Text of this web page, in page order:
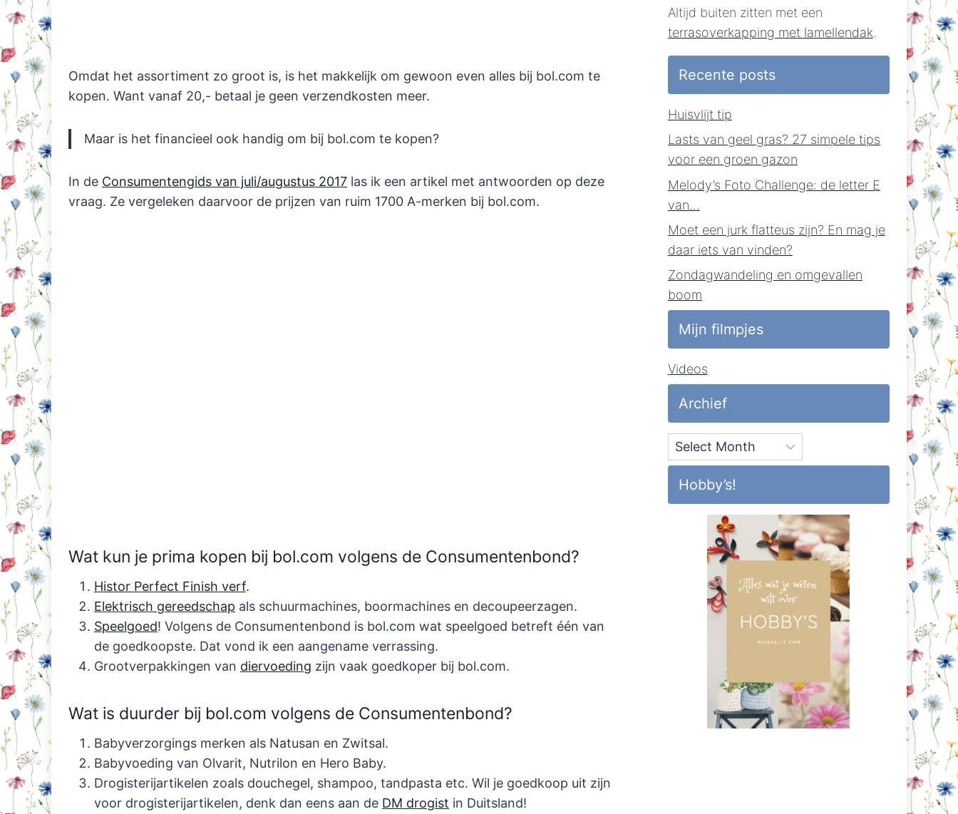
Omdat het assortiment zo groot is, is het makkelijk om gewoon even alles bij bol.com te
kopen. Want vanaf 20,- betaal je geen verzendkosten meer.
Maar is het financieel ook handig om bij bol.com te kopen?
In de Consumentengids van juli/augustus 2017 las ik een artikel met antwoorden op deze
vraag. Ze vergeleken daarvoor de prijzen van ruim 1700 A-merken bij bol.com.
Wat kun je prima kopen bij bol.com volgens de Consumentenbond?
Histor Perfect Finish verf.
Elektrisch gereedschap als schuurmachines, boormachines en decoupeerzagen.
Speelgoed! Volgens de Consumentenbond is bol.com wat speelgoed betreft één van
de goedkoopste. Dat vond ik een aangename verrassing.
Grootverpakkingen van diervoeding zijn vaak goedkoper bij bol.com.
Wat is duurder bij bol.com volgens de Consumentenbond?
Babyverzorgings merken als Natusan en Zwitsal.
Babyvoeding van Olvarit, Nutrilon en Hero Baby.
Drogisterijartikelen zoals douchegel, shampoo, tandpasta etc. Wil je goedkoop uit zijn
voor drogisterijartikelen, denk dan eens aan de DM drogist in Duitsland!
Altijd buiten zitten met een
terrasoverkapping met lamellendak.
Recente posts
Huisvlijt tip
Lasts van geel gras? 27 simpele tips
voor een groen gazon
Melody’s Foto Challenge: de letter E
van…
Moet een jurk flatteus zijn? En mag je
daar iets van vinden?
Zondagwandeling en omgevallen
boom
Mijn filmpjes
Videos
Archief
Archief
Hobby’s!